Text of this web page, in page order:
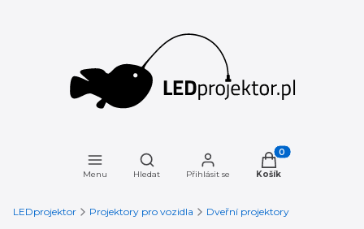
Menu
Otevřít vyhledávač
Hledat Přihlásit se
Produkty v
Košík
LEDprojektor Projektory pro vozidla Dveřní projektory